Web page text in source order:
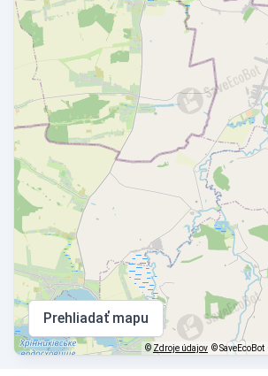
Prehliadať mapu
© Zdroje údajov © SaveEcoBot